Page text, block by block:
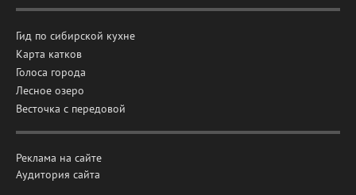
Гид по сибирской кухне
Карта катков
Голоса города
Лесное озеро
Весточка с передовой
Реклама на сайте
Аудитория сайта